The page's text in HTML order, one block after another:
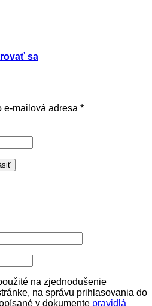
sa
e-mailová adresa *Povinné
na zjednodušenie
na správu prihlasovania do
v dokumente pravidlá